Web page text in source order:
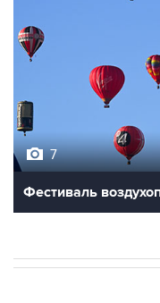
7
Фестиваль